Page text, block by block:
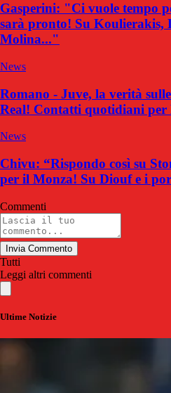
Gasperini: "Ci vuole tempo
sarà pronto! Su Koulierakis,
Molina..."
News
Romano - Juve, la verità
Real! Contatti quotidiani per
News
Chivu: “Rispondo così su
per il Monza! Su Diouf e i
Commenti
Invia Commento
Tutti
Leggi altri commenti
Ultime Notizie